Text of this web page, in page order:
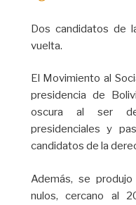
Dos candidatos de
vuelta.
El Movimiento al
presidencia de
oscura al ser
presidenciales y
candidatos de la
Además, se
nulos, cercano al